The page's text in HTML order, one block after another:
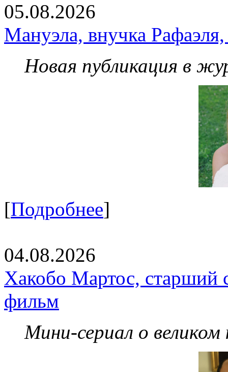
05.08.2026
Мануэла, внучка
Новая публикация в
[Подробнее]
04.08.2026
Хакобо Мартос, старший
фильм
Мини-сериал о великом